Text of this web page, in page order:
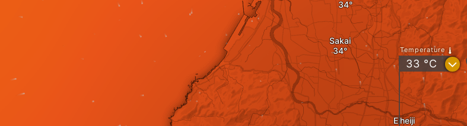
Sakai
Eiheiji
Temperature
33 °C ?